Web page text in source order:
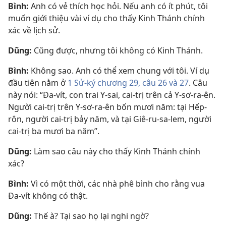
Bình: Anh có vẻ thích học hỏi. Nếu anh có ít phút, tôi
muốn giới thiệu vài ví dụ cho thấy Kinh Thánh chính
xác về lịch sử.
Dũng: Cũng được, nhưng tôi không có Kinh Thánh.
Bình: Không sao. Anh có thể xem chung với tôi. Ví dụ
đầu tiên nằm ở1 Sử-ký chương 29, câu 26 và 27. Câu
này nói: “Đa-vít, con trai Y-sai, cai-trị trên cả Y-sơ-ra-ên.
Người cai-trị trên Y-sơ-ra-ên bốn mươi năm: tại Hếp-
rôn, người cai-trị bảy năm, và tại Giê-ru-sa-lem, người
cai-trị ba mươi ba năm”.
Dũng: Làm sao câu này cho thấy Kinh Thánh chính
xác?
Bình: Vì có một thời, các nhà phê bình cho rằng vua
Đa-vít không có thật.
Dũng: Thế à? Tại sao họ lại nghi ngờ?